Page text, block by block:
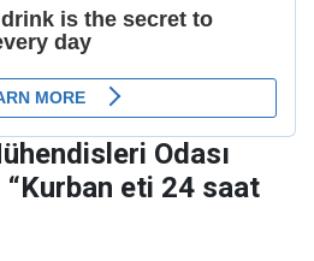
Odası
“Kurban eti 24 saat